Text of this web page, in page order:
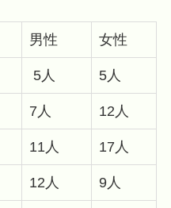
男性 女性
5人 5人
7人 12人
11人 17人
12人 9人